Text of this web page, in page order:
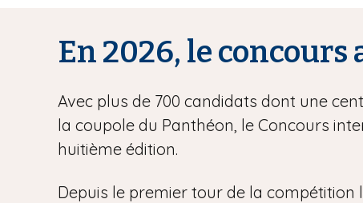
En 2026, le concours
Avec plus de 700 candidats dont une
la coupole du Panthéon, le Concours
huitième édition.
Depuis le premier tour de la compétition